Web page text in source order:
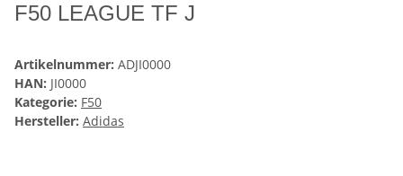
F50 LEAGUE TF J
Artikelnummer: ADJI0000
HAN: JI0000
Kategorie: F50
Hersteller: Adidas